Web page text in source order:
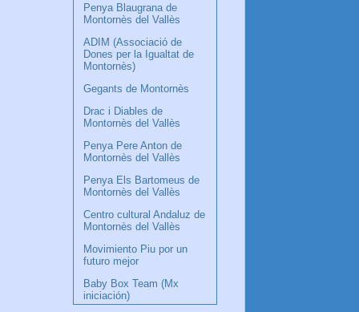
Penya Blaugrana de
Montornès del Vallès
ADIM (Associació de
Dones per la Igualtat de
Montornès)
Gegants de Montornès
Drac i Diables de
Montornès del Vallès
Penya Pere Anton de
Montornès del Vallès
Penya Els Bartomeus de
Montornès del Vallès
Centro cultural Andaluz de
Montornès del Vallès
Movimiento Piu por un
futuro mejor
Baby Box Team (Mx
iniciación)